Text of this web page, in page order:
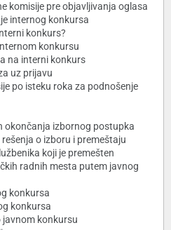
komisije pre objavljivanja oglasa
internog konkursa
konkurs?
konkursu
na interni konkurs
uz prijavu
po isteku roka za podnošenje
okončanja izbornog postupka
o izboru i premeštaju
koji je premešten
radnih mesta putem javnog
konkursa
konkursa
javnom konkursu